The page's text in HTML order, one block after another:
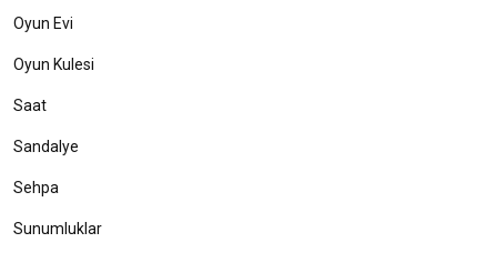
Oyun Evi
Oyun Kulesi
Saat
Sandalye
Sehpa
Sunumluklar